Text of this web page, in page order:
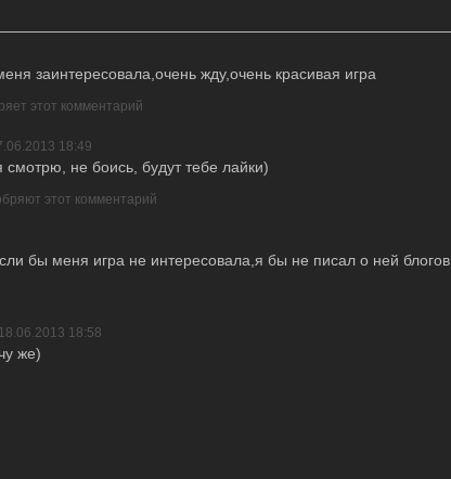
заинтересовала,очень жду,очень красивая игра
этот комментарий
18:49
не боись, будут тебе лайки)
этот комментарий
бы меня игра не интересовала,я бы не писал о ней блогов
18.06.2013 18:58
же)